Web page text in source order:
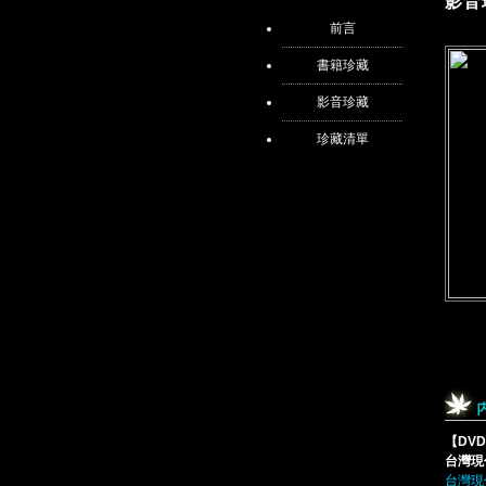
前言
書籍珍藏
影音珍藏
珍藏清單
【
台灣
台灣